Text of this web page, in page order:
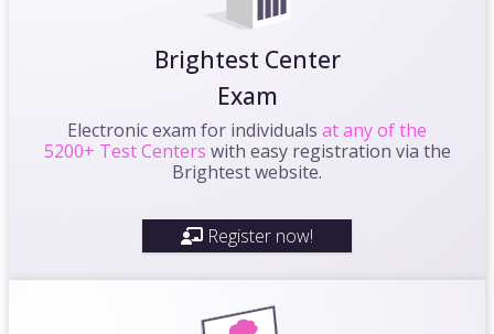
Brightest Center
Exam
Electronic exam for individuals at any of the
5200+ Test Centers with easy registration via the
Brightest website.
Register now!